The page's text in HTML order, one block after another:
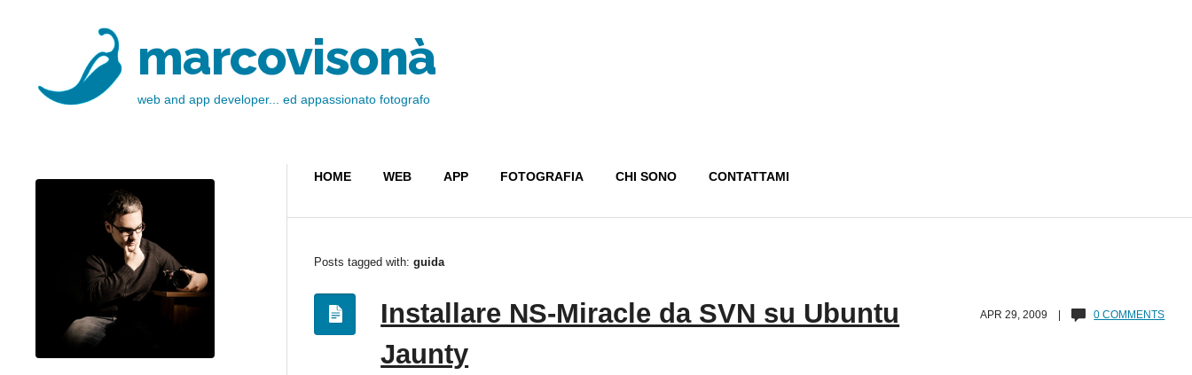
marcovisonà
web and app developer... ed appassionato fotografo
HOME WEB APP FOTOGRAFIA CHI SONO CONTATTAMI
Posts tagged with:guida
APR 29, 2009 | 0 COMMENTS
Installare NS-Miracle da SVN su Ubuntu
Jaunty